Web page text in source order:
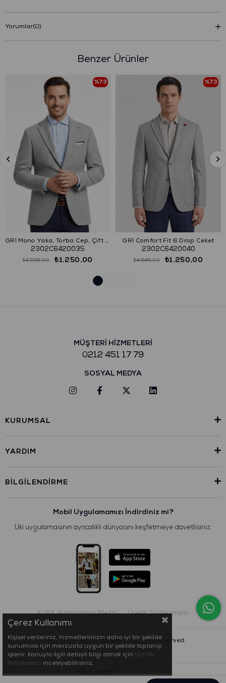
Yorumlar(0)
Benzer Ürünler
GRİ Mono Yaka, Torba Cep, Çift Yırtmaç Ceket
2302C6420035
₺1.250,00
₺4.559,00
%73
GRİ Comfort Fit 6 Drop Ceket
2302C6420040
₺1.250,00
₺4.649,00
%73
MÜŞTERİ HİZMETLERİ
0212 451 17 79
SOSYAL MEDYA
KURUMSAL
YARDIM
BILGILENDIRME
Mobil Uygulamamızı İndirdiniz mi?
Uki uygulamasının ayrıcalıklı dünyasını keşfetmeye davetlisiniz.
KVKK Aydınlatma Metni Üyelik Sözleşmesi
Copyright © 2022uki.com.tr All rights reserved.
Çerez Kullanımı
Kişisel verileriniz, hizmetlerimizin daha iyi bir şekilde
sunulması için mevzuata uygun bir şekilde toplanıp
işlenir. Konuyla ilgili detaylı bilgi almak için Gizlilik
Politikamızı inceleyebilirsiniz.